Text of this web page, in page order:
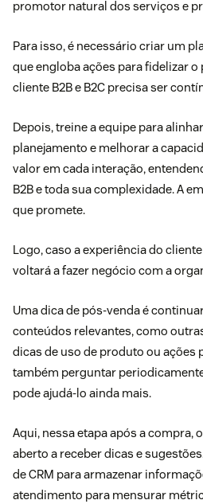
promotor natural dos serviços e
Para isso, é necessário criar um
que engloba ações para fidelizar
cliente B2B e B2C precisa ser
Depois, treine a equipe para
planejamento e melhorar a
valor em cada interação,
B2B e toda sua complexidade. A
que promete.
Logo, caso a experiência do
voltará a fazer negócio com a
Uma dica de pós-venda é
conteúdos relevantes, como
dicas de uso de produto ou ações
também perguntar
pode ajudá-lo ainda mais.
Aqui, nessa etapa após a compra,
aberto a receber dicas e
de CRM para armazenar
atendimento para mensurar